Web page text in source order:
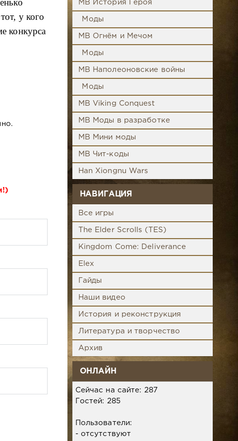
у кого
конкурса
MB История Героя
Моды
MB Огнём и Мечом
Моды
MB Наполеоновские войны
Моды
MB Viking Conquest
MB Моды в разработке
MB Мини моды
MB Чит-коды
Han Xiongnu Wars
НАВИГАЦИЯ
Все игры
The Elder Scrolls (TES)
Kingdom Come: Deliverance
Elex
Гайды
Наши видео
История и реконструкция
Литература и творчество
Архив
ОНЛАЙН
Сейчас на сайте: 287
Гостей: 285
Пользователи:
- отсутствуют